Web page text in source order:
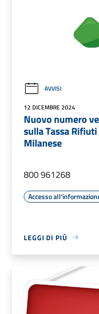
AVVISI
12 DICEMBRE 2024
Nuovo numero
sulla Tassa
Milanese
800 961268
Accesso
LEGGI DI PIÙ